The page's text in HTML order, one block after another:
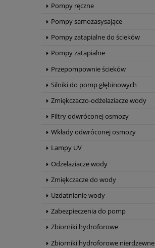
Pompy ręczne
Pompy samozasysające
Pompy zatapialne do ścieków
Pompy zatapialne
Przepompownie ścieków
Silniki do pomp głębinowych
Zmiękczaczo-odżelaziacze wody
Filtry odwróconej osmozy
Wkłady odwróconej osmozy
Lampy UV
Odżelaziacze wody
Zmiękczacze do wody
Uzdatnianie wody
Zabezpieczenia do pomp
Zbiorniki hydroforowe
Zbiorniki hydroforowe nierdzewne